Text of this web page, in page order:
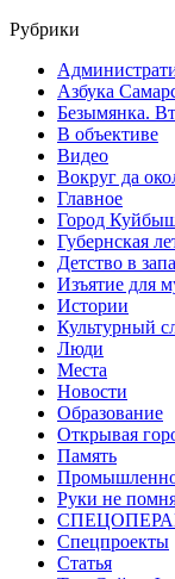
Рубрики
Азбука
Безымянка.
В объективе
Видео
Вокруг да
Главное
Город
Губернская
Детство в
Изъятие для
Истории
Культурный
Люди
Места
Новости
Образование
Открывая
Память
Руки не
Спецпроекты
Статья